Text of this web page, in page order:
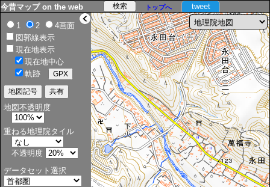
> tweet
今昔マップ on the web トップへ
1 2
4画面
図郭線表示
現在地表示
現在地中心
軌跡
地図不透明度
重ねる地理院タイル
不透明度
データセット選択